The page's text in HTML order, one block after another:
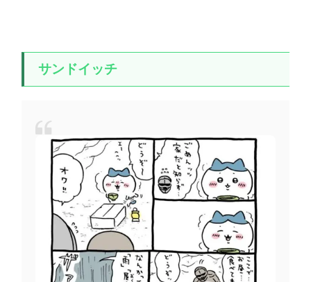
サンドイッチ